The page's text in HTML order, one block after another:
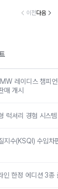
이전다음
레이디스 챔피
매 개시
럭셔리 경험 시스템
지수(KSQI) 수입차
한정 에디션 3종